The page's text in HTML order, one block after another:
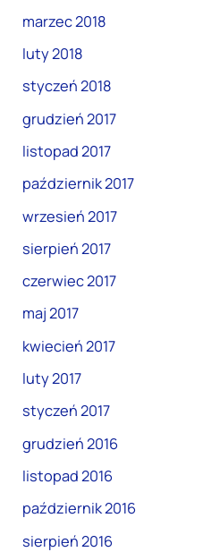
marzec 2018
luty 2018
styczeń 2018
grudzień 2017
listopad 2017
październik 2017
wrzesień 2017
sierpień 2017
czerwiec 2017
maj 2017
kwiecień 2017
luty 2017
styczeń 2017
grudzień 2016
listopad 2016
październik 2016
sierpień 2016